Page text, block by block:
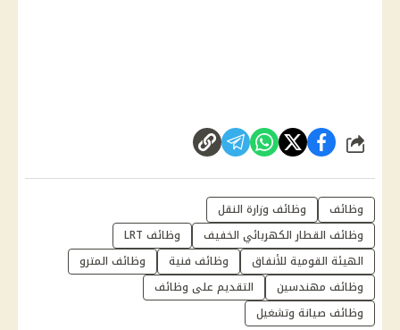
شارك
وظائف
وظائف وزارة النقل
وظائف القطار الكهربائي الخفيف
وظائف LRT
الهيئة القومية للأنفاق
وظائف فنية
وظائف المترو
وظائف مهندسين
التقديم على وظائف
وظائف صيانة وتشغيل